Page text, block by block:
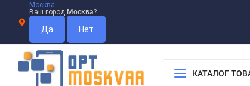
Москва
Ваш город Москва?
КАТАЛОГ